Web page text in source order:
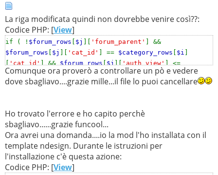
La riga modificata quindi non dovrebbe venire così??:
Codice PHP: [View]
if ( ! $forum_rows $j 'forum_parent'
] &&
$forum_rows
$j 'cat_id' ] == $category_rows $i
['cat_id'] &&$forum_rows[$j]['auth_view'] <=
AUTH_REG)
Comunque ora proverò a controllare un pò e vedere
dove sbagliavo....grazie mille...il file lo puoi cancellare
Ho trovato l'errore e ho capito perchè
sbagliavo......grazie funcool...
Ora avrei una domanda....io la mod l'ho installata con il
template ndesign. Durante le istruzioni per
l'installazione c'è questa azione:
Codice PHP: [View]